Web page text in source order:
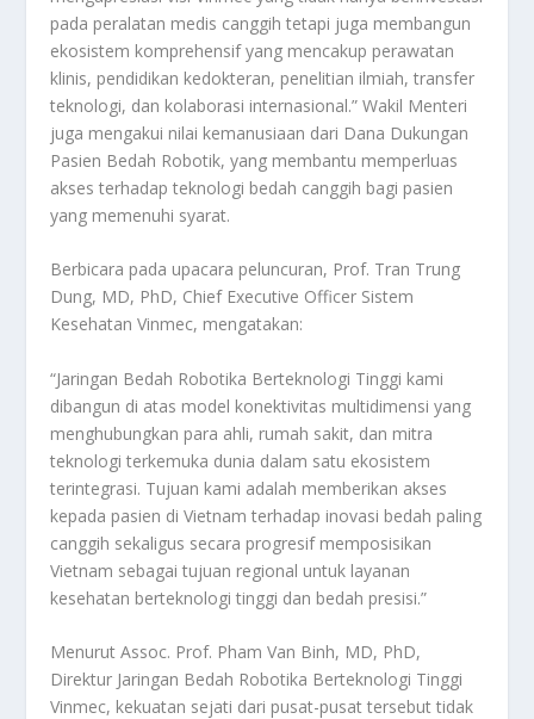
pada peralatan medis canggih tetapi juga membangun
ekosistem komprehensif yang mencakup perawatan
klinis, pendidikan kedokteran, penelitian ilmiah, transfer
teknologi, dan kolaborasi internasional.” Wakil Menteri
juga mengakui nilai kemanusiaan dari Dana Dukungan
Pasien Bedah Robotik, yang membantu memperluas
akses terhadap teknologi bedah canggih bagi pasien
yang memenuhi syarat.
Berbicara pada upacara peluncuran, Prof. Tran Trung
Dung, MD, PhD, Chief Executive Officer Sistem
Kesehatan Vinmec, mengatakan:
“Jaringan Bedah Robotika Berteknologi Tinggi kami
dibangun di atas model konektivitas multidimensi yang
menghubungkan para ahli, rumah sakit, dan mitra
teknologi terkemuka dunia dalam satu ekosistem
terintegrasi. Tujuan kami adalah memberikan akses
kepada pasien di Vietnam terhadap inovasi bedah paling
canggih sekaligus secara progresif memposisikan
Vietnam sebagai tujuan regional untuk layanan
kesehatan berteknologi tinggi dan bedah presisi.”
Menurut Assoc. Prof. Pham Van Binh, MD, PhD,
Direktur Jaringan Bedah Robotika Berteknologi Tinggi
Vinmec, kekuatan sejati dari pusat-pusat tersebut tidak